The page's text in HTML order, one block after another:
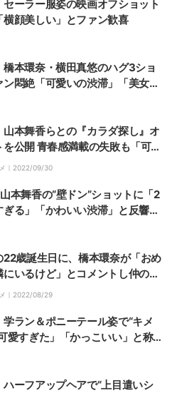
ーラー服姿の映画オフショット
横顔美しい」とファン歓喜
橋本環奈・横田真悠のハグ3ショ
ン悶絶「可愛いの渋滞」「美女3
山本舞香らとの『カラダ探し』オ
公開 青春感満載の失敗も「可愛
に
｜ 2022/09/30
本舞香の“壁ドン”ショットに「2
ぎる」「かわいい渋滞」と反響の
22歳誕生日に、橋本環奈が「おめ
いるけど」とコメントし仲の良
｜ 2022/08/29
ラン＆ポニーテール姿で“キメ
愛すぎた」「かっこいい」と称
ーフアップヘアで“上目遣いシ